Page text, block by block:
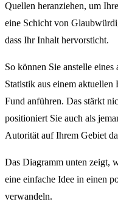
Quellen heranziehen, um
eine Schicht von
dass Ihr Inhalt hervorsticht.
So können Sie anstelle
Statistik aus einem
Fund anführen. Das stärkt
positioniert Sie auch als
Autorität auf Ihrem Gebiet
Das Diagramm unten zeigt,
eine einfache Idee in einen
verwandeln.